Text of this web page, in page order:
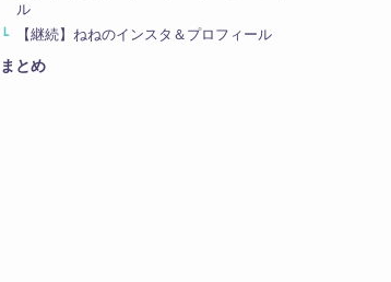
ル
【継続】ねねのインスタ＆プロフィール
まとめ